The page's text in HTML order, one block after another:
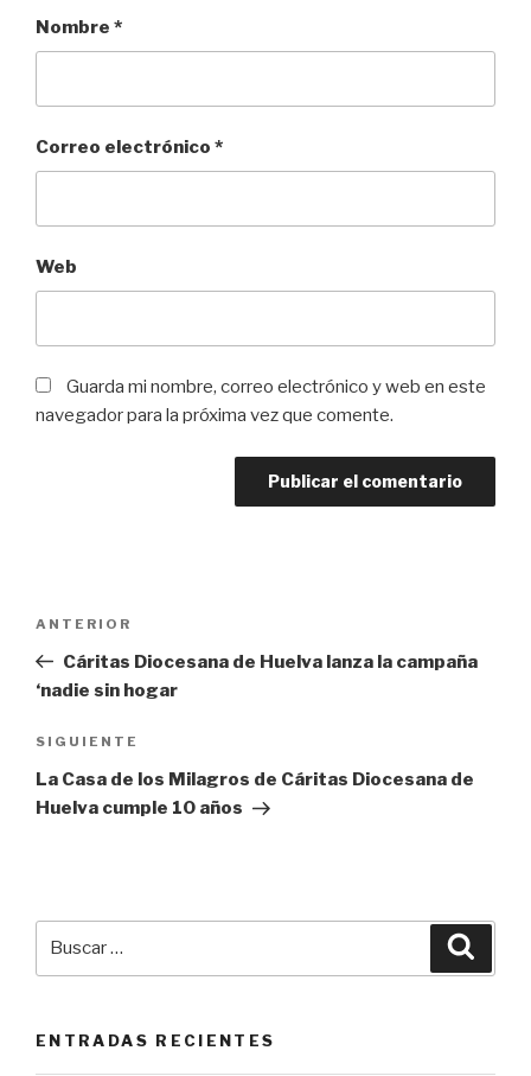
Nombre *
Correo electrónico *
Web
Guarda mi nombre, correo electrónico y web en este
navegador para la próxima vez que comente.
entradas
Entrada
anterior:
ANTERIOR
Cáritas Diocesana de Huelva lanza la campaña
‘nadie sin hogar
Siguiente
entrada
SIGUIENTE
La Casa de los Milagros de Cáritas Diocesana de
Huelva cumple 10 años
ENTRADAS RECIENTES